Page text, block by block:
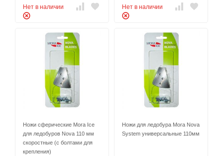
Нет в наличии Нет в наличии
Ножи сферические Mora Ice
для ледобуров Nova 110 мм
скоростные (с болтами для
крепления)
Ножи для ледобура Mora Nova
System универсальные 110мм